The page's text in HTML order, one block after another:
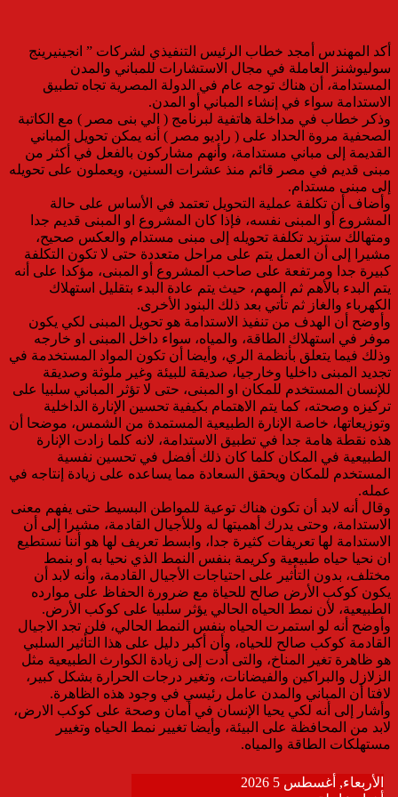
أكد المهندس أمجد خطاب الرئيس التنفيذي لشركات ” انجينيرينج
سوليوشنز العاملة في مجال الاستشارات للمباني والمدن
المستدامة، أن هناك توجه عام في الدولة المصرية تجاه تطبيق
الاستدامة سواء في إنشاء المباني أو المدن.
وذكر خطاب في مداخلة هاتفية لبرنامج ( الي بنى مصر ) مع الكاتبة
الصحفية مروة الحداد على ( راديو مصر ) أنه يمكن تحويل المباني
القديمة إلى مباني مستدامة، وأنهم مشاركون بالفعل في أكثر من
مبنى قديم في مصر قائم منذ عشرات السنين، ويعملون على تحويله
إلى مبنى مستدام.
وأضاف أن تكلفة عملية التحويل تعتمد في الأساس على حالة
المشروع أو المبنى نفسه، فإذا كان المشروع او المبنى قديم جدا
ومتهالك ستزيد تكلفة تحويله إلى مبنى مستدام والعكس صحيح،
مشيرا إلى أن العمل يتم على مراحل متعددة حتى لا تكون التكلفة
كبيرة جدا ومرتفعة على صاحب المشروع أو المبنى، مؤكدا على أنه
يتم البدء بالأهم ثم المهم، حيث يتم عادة البدء بتقليل استهلاك
الكهرباء والغاز ثم تأتي بعد ذلك البنود الأخرى.
وأوضح أن الهدف من تنفيذ الاستدامة هو تحويل المبنى لكي يكون
موفر في استهلاك الطاقة، والمياه، سواء داخل المبنى او خارجه
وذلك فيما يتعلق بأنظمة الري، وأيضا أن تكون المواد المستخدمة في
تجديد المبنى داخليا وخارجيا، صديقة للبيئة وغير ملوثة وصديقة
للإنسان المستخدم للمكان او المبنى، حتى لا تؤثر المباني سلبيا على
تركيزه وصحته، كما يتم الاهتمام بكيفية تحسين الإنارة الداخلية
وتوزيعاتها، خاصة الإنارة الطبيعية المستمدة من الشمس، موضحا أن
هذه نقطة هامة جدا في تطبيق الاستدامة، لانه كلما زادت الإنارة
الطبيعية في المكان كلما كان ذلك أفضل في تحسين نفسية
المستخدم للمكان ويحقق السعادة مما يساعده على زيادة إنتاجه في
عمله.
وقال أنه لابد أن تكون هناك توعية للمواطن البسيط حتى يفهم معنى
الاستدامة، وحتى يدرك أهميتها له وللأجيال القادمة، مشيرا إلى أن
الاستدامة لها تعريفات كثيرة جدا، وابسط تعريف لها هو أننا نستطيع
ان نحيا حياه طبيعية وكريمة بنفس النمط الذي نحيا به او بنمط
مختلف، بدون التأثير على احتياجات الأجيال القادمة، وأنه لابد أن
يكون كوكب الأرض صالح للحياة مع ضرورة الحفاظ على موارده
الطبيعية، لأن نمط الحياه الحالي يؤثر سلبيا على كوكب الأرض.
وأوضح أنه لو استمرت الحياه بنفس النمط الحالي، فلن تجد الاجيال
القادمة كوكب صالح للحياه، وأن أكبر دليل على هذا التأثير السلبي
هو ظاهرة تغير المناخ، والتى أدت إلى زيادة الكوارث الطبيعية مثل
الزلازل والبراكين والفيضانات، وتغير درجات الحرارة بشكل كبير،
لافتا أن المباني والمدن عامل رئيسي في وجود هذه الظاهرة.
وأشار إلى أنه لكي يحيا الإنسان في أمان وصحة على كوكب الارض،
لابد من المحافظة على البيئة، وأيضا تغيير نمط الحياه وتغيير
مستهلكات الطاقة والمياه.